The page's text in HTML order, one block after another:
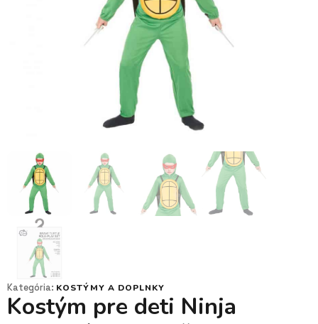
Kategória: KOSTÝMY A DOPLNKY
Kostým pre deti Ninja